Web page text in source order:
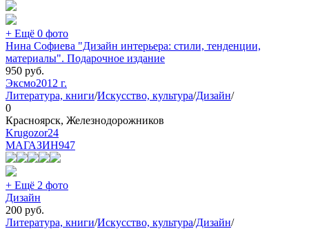
+ Ещё 0 фото
Нина Софиева "Дизайн интерьера: стили, тенденции,
материалы". Подарочное издание
950 руб.
Эксмо2012 г.
Литература, книги/Искусство, культура/Дизайн/
0
Красноярск, Железнодорожников
Krugozor24
МАГАЗИН947
+ Ещё 2 фото
Дизайн
200 руб.
Литература, книги/Искусство, культура/Дизайн/